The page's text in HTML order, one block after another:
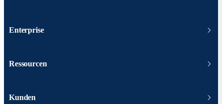
Enterprise
Ressourcen
Kunden